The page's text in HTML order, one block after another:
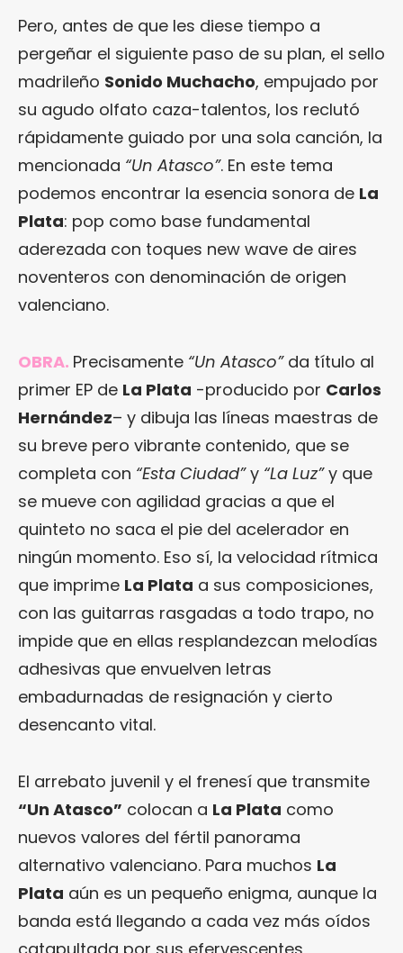
Pero, antes de que les diese tiempo a
pergeñar el siguiente paso de su plan, el sello
madrileño Sonido Muchacho, empujado por
su agudo olfato caza-talentos, los reclutó
rápidamente guiado por una sola canción, la
mencionada “Un Atasco”. En este tema
podemos encontrar la esencia sonora de La
Plata: pop como base fundamental
aderezada con toques new wave de aires
noventeros con denominación de origen
valenciano.
OBRA. Precisamente “Un Atasco”da título al
primer EP de La Plata -producido por Carlos
Hernández– y dibuja las líneas maestras de
su breve pero vibrante contenido, que se
completa con “Esta Ciudad”y “La Luz”y que
se mueve con agilidad gracias a que el
quinteto no saca el pie del acelerador en
ningún momento. Eso sí, la velocidad rítmica
que imprime La Plata a sus composiciones,
con las guitarras rasgadas a todo trapo, no
impide que en ellas resplandezcan melodías
adhesivas que envuelven letras
embadurnadas de resignación y cierto
desencanto vital.
El arrebato juvenil y el frenesí que transmite
“Un Atasco” colocan a La Plata como
nuevos valores del fértil panorama
alternativo valenciano. Para muchos La
Plata aún es un pequeño enigma, aunque la
banda está llegando a cada vez más oídos